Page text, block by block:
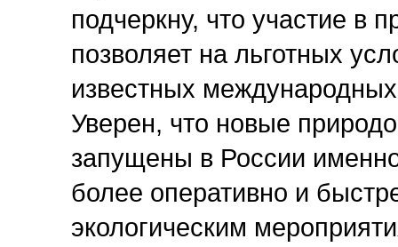
подчеркну, что участие в
позволяет на льготных
известных
Уверен, что новые
запущены в России
более оперативно и
экологическим